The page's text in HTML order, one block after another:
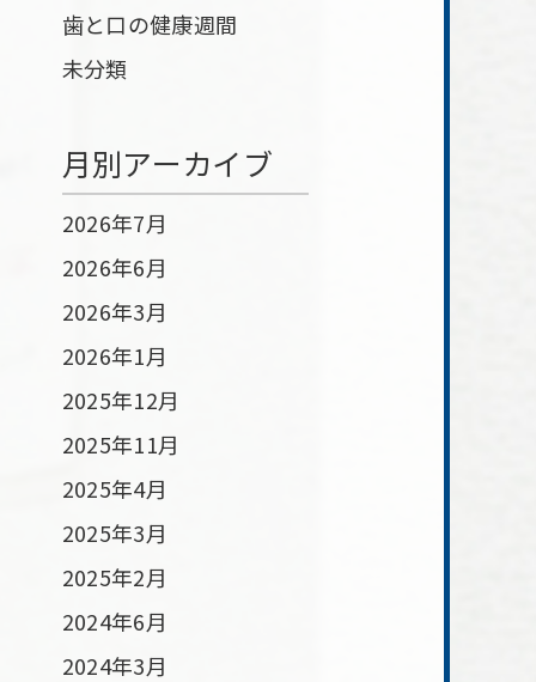
歯と口の健康週間
未分類
月別アーカイブ
2026年7月
2026年6月
2026年3月
2026年1月
2025年12月
2025年11月
2025年4月
2025年3月
2025年2月
2024年6月
2024年3月